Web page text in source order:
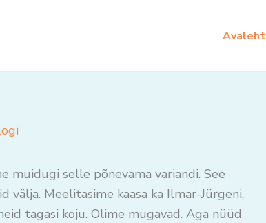
Avaleht
muidugi selle põnevama variandi. See
Meelitasime kaasa ka Ilmar-Jürgeni,
tagasi koju. Olime mugavad. Aga nüüd